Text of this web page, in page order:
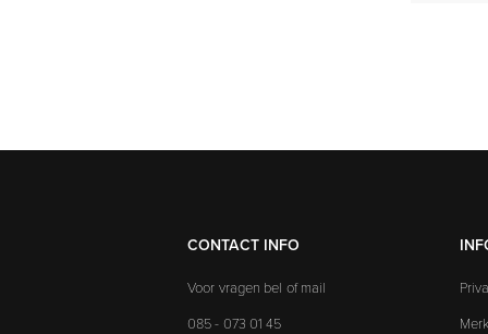
CONTACT INFO
Voor vragen bel of mail
085 - 073 01 45